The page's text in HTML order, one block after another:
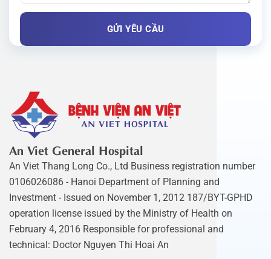
An Viet General Hospital
An Viet Thang Long Co., Ltd Business registration number
0106026086 - Hanoi Department of Planning and
Investment - Issued on November 1, 2012 187/BYT-GPHD
operation license issued by the Ministry of Health on
February 4, 2016 Responsible for professional and
technical: Doctor Nguyen Thi Hoai An